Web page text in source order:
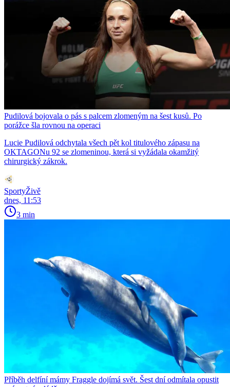
Pudilová bojovala o pás s palcem zlomeným na šest kusů. Po
porážce šla rovnou na operaci
Lucie Pudilová odchytala všech pět kol titulového zápasu na
OKTAGONu 92 se zlomeninou, která si vyžádala okamžitý
chirurgický zákrok.
SportyŽivě
dnes, 11:53
3 min
Příběh delfíní mámy Fraggle dojímá svět. Šest dní odmítala opustit